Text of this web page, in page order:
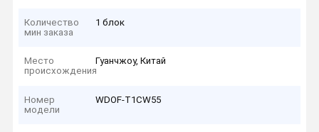
Количество
мин заказа
1 блок
Место
происхождения
Гуанчжоу, Китай
Номер
модели
WDOF-T1CW55